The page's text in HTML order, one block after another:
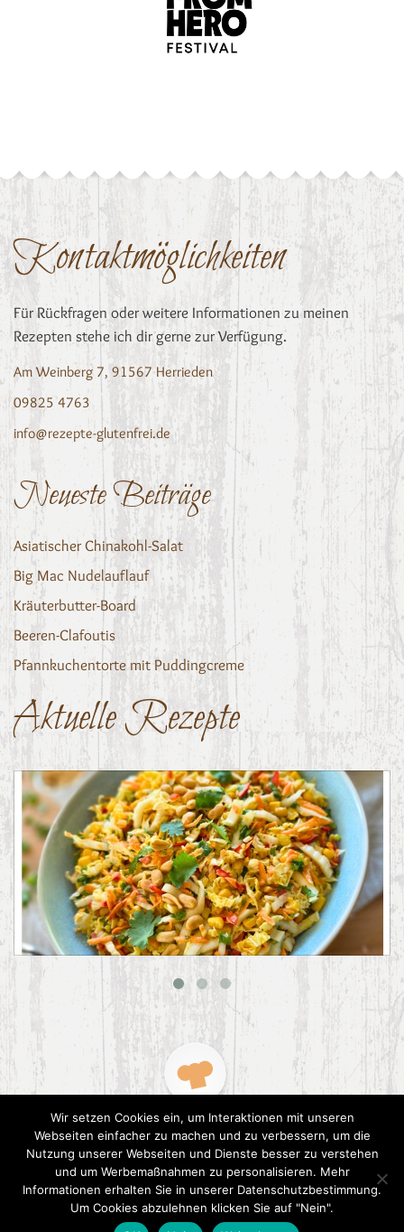
Kontaktmöglichkeiten
Für Rückfragen oder weitere Informationen zu meinen
Rezepten stehe ich dir gerne zur Verfügung.
Am Weinberg 7, 91567 Herrieden
09825 4763
info@rezepte-glutenfrei.de
Neueste Beiträge
Asiatischer Chinakohl-Salat
Big Mac Nudelauflauf
Kräuterbutter-Board
Beeren-Clafoutis
Pfannkuchentorte mit Puddingcreme
Aktuelle Rezepte
Asiatischer Chinakohl-Salat
2015 CookPress. All right reserved.Datenschutz
Wir setzen Cookies ein, um Interaktionen mit unseren
Webseiten einfacher zu machen und zu verbessern, um die
Nutzung unserer Webseiten und Dienste besser zu verstehen
und um Werbemaßnahmen zu personalisieren. Mehr
Informationen erhalten Sie in unserer Datenschutzbestimmung.
Um Cookies abzulehnen klicken Sie auf "Nein".